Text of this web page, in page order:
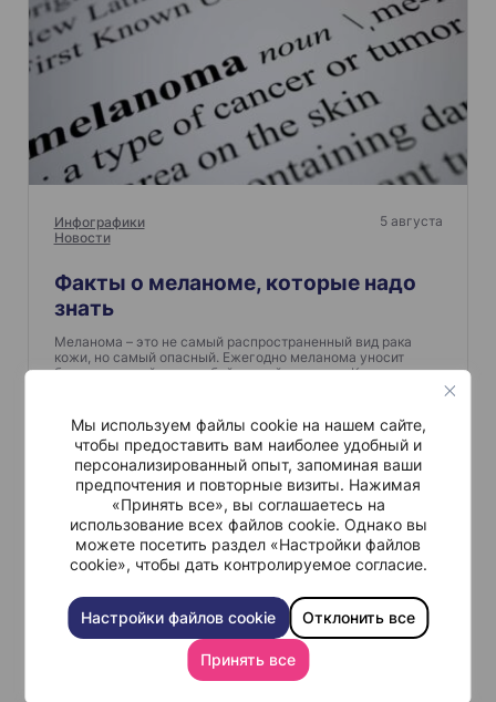
Мы используем файлы cookie на нашем сайте,
чтобы предоставить вам наиболее удобный и
персонализированный опыт, запоминая ваши
предпочтения и повторные визиты. Нажимая
«Принять все», вы соглашаетесь на
использование всех файлов cookie. Однако вы
можете посетить раздел «Настройки файлов
cookie», чтобы дать контролируемое согласие.
Настройки файлов cookie Отклонить все
Принять все
Инфографики
Новости
5 августа
Факты о меланоме, которые надо
знать
Меланома – это не самый распространенный вид рака
кожи, но самый опасный. Ежегодно меланома уносит
больше жизней, чем любой другой рак кожи. К сожалению,
Читать больше